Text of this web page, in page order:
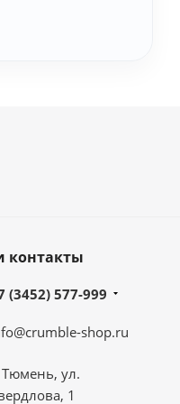
контакты
(3452) 577-999
shop.ru
Тюмень, ул.
1